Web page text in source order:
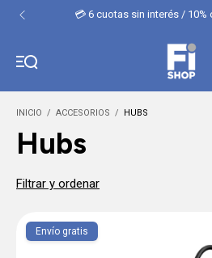
💳 6 cuotas sin interés /
INICIO / ACCESORIOS / HUBS
Hubs
Filtrar y ordenar
Envío gratis